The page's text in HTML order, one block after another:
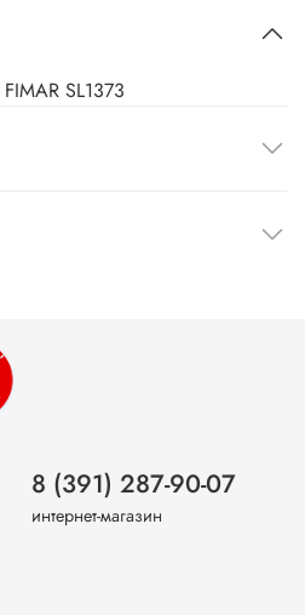
SL1373
8 (391) 287-90-07
интернет-магазин